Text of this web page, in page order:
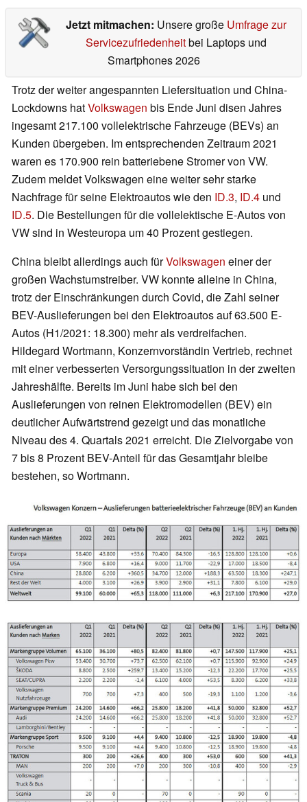
Jetzt mitmachen: Unsere große Umfrage zur
Servicezufriedenheitbei Laptops und
Smartphones 2026
Trotz der weiter angespannten Liefersituation und China-
Lockdowns hatVolkswagen bis Ende Juni disen Jahres
ingesamt 217.100 vollelektrische Fahrzeuge (BEVs) an
Kunden übergeben. Im entsprechenden Zeitraum 2021
waren es 170.900 rein batteriebene Stromer von VW.
Zudem meldet Volkswagen eine weiter sehr starke
Nachfrage für seine Elektroautos wie den ID.3, ID.4 und
ID.5. Die Bestellungen für die vollelektische E-Autos von
VW sind in Westeuropa um 40 Prozent gestiegen.
China bleibt allerdings auch fürVolkswagen einer der
großen Wachstumstreiber. VW konnte alleine in China,
trotz der Einschränkungen durch Covid, die Zahl seiner
BEV-Auslieferungen bei den Elektroautos auf 63.500 E-
Autos (H1/2021: 18.300) mehr als verdreifachen.
Hildegard Wortmann, Konzernvorständin Vertrieb, rechnet
mit einer verbesserten Versorgungssituation in der zweiten
Jahreshälfte. Bereits im Juni habe sich bei den
Auslieferungen von reinen Elektromodellen (BEV) ein
deutlicher Aufwärtstrend gezeigt und das monatliche
Niveau des 4. Quartals 2021 erreicht. Die Zielvorgabe von
7 bis 8 Prozent BEV-Anteil für das Gesamtjahr bleibe
bestehen, so Wortmann.